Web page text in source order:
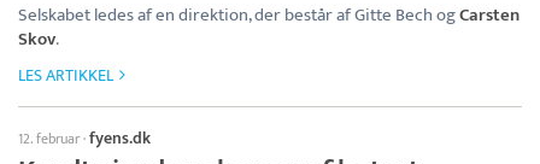
Selskabet ledes af en direktion, der består af Gitte Bech ogCarsten
Skov.
LES ARTIKKEL
12. februar·fyens.dk